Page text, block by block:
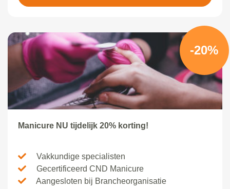
-20%
Manicure NU tijdelijk 20% korting!
Vakkundige specialisten
Gecertificeerd CND Manicure
Aangesloten bij Brancheorganisatie